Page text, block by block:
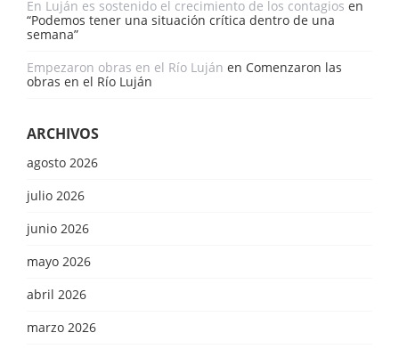
En Luján es sostenido el crecimiento de los contagios en
“Podemos tener una situación crítica dentro de una
semana”
Empezaron obras en el Río Luján en Comenzaron las
obras en el Río Luján
ARCHIVOS
agosto 2026
julio 2026
junio 2026
mayo 2026
abril 2026
marzo 2026